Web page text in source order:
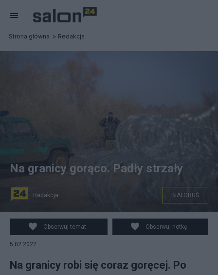
Strona główna Redakcja
Twitter/Straż Graniczna
Na granicy gorąco. Padły strzały
Redakcja BIAŁORUŚ
Obserwuj temat Obserwuj notkę
5.02.2022
Na granicy robi się coraz goręcej. Po